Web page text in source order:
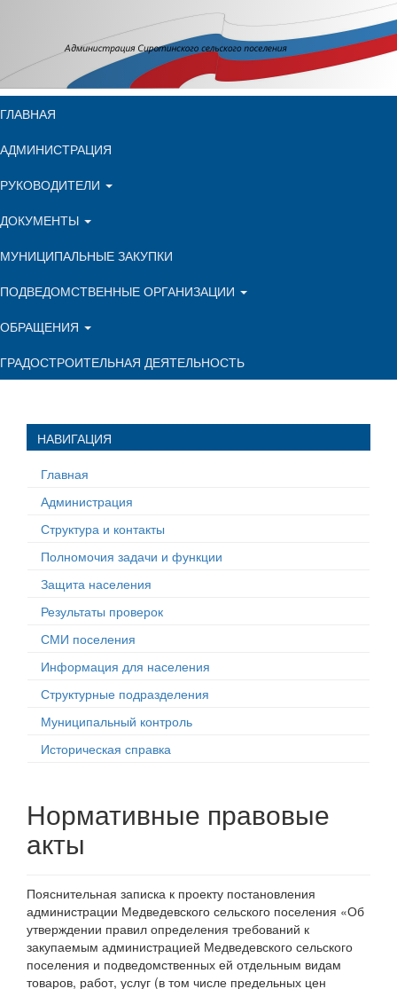
ГЛАВНАЯ
АДМИНИСТРАЦИЯ
РУКОВОДИТЕЛИ
ДОКУМЕНТЫ
МУНИЦИПАЛЬНЫЕ ЗАКУПКИ
ПОДВЕДОМСТВЕННЫЕ ОРГАНИЗАЦИИ
ОБРАЩЕНИЯ
ГРАДОСТРОИТЕЛЬНАЯ ДЕЯТЕЛЬНОСТЬ
НАВИГАЦИЯ
Главная
Администрация
Структура и контакты
Полномочия задачи и функции
Защита населения
Результаты проверок
СМИ поселения
Информация для населения
Структурные подразделения
Муниципальный контроль
Историческая справка
Нормативные правовые
акты
Пояснительная записка к проекту постановления
администрации Медведевского сельского поселения «Об
утверждении правил определения требований к
закупаемым администрацией Медведевского сельского
поселения и подведомственных ей отдельным видам
товаров, работ, услуг (в том числе предельных цен